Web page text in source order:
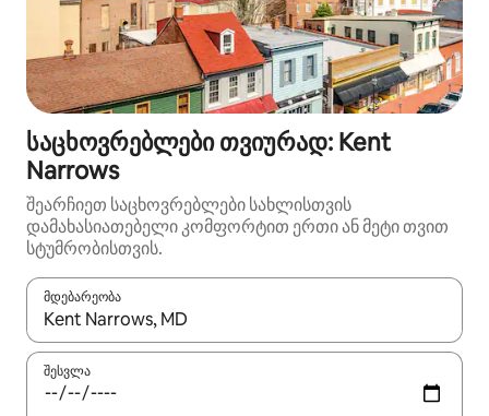
საცხოვრებლები თვიურად: Kent
Narrows
შეარჩიეთ საცხოვრებლები სახლისთვის
დამახასიათებელი კომფორტით ერთი ან მეტი თვით
სტუმრობისთვის.
მდებარეობა
როცა შედეგები ხელმისაწვდომი გახდება, ნავიგაციისთვის
შესვლა